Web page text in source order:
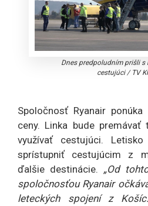
Dnes predpoludním prišli
cestujúci/ TV
Spoločnosť Ryanair
ceny. Linka bude
využívať cestujúci.
sprístupniť cestujúcim z
ďalšie destinácie. „Od
spoločnosťou Ryanair
leteckých spojení z